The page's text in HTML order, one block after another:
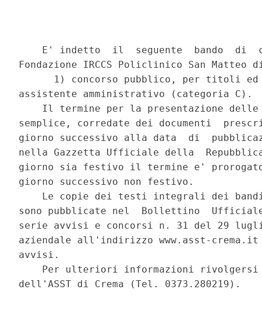
E' indetto  il  seguente  bando  di
Fondazione IRCCS Policlinico San Matteo
1) concorso pubblico, per titoli
assistente amministrativo (categoria C).
Il termine per la presentazione
semplice, corredate dei documenti
giorno successivo alla data  di
nella Gazzetta Ufficiale della
giorno sia festivo il termine e'
giorno successivo non festivo.
Le copie dei testi integrali dei
sono pubblicate nel  Bollettino  Ufficiale
serie avvisi e concorsi n. 31 del 29
aziendale all'indirizzo www.asst-
avvisi.
Per ulteriori informazioni
dell'ASST di Crema (Tel. 0373.280219).